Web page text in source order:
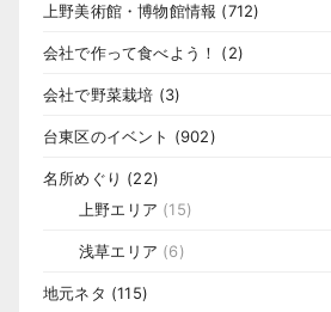
上野美術館・博物館情報 (712)
会社で作って食べよう！ (2)
会社で野菜栽培 (3)
台東区のイベント (902)
名所めぐり (22)
上野エリア (15)
浅草エリア (6)
地元ネタ (115)